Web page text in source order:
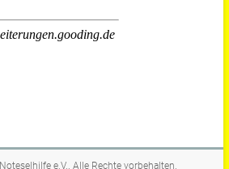
Noteselhilfe e.V.. Alle Rechte vorbehalten.